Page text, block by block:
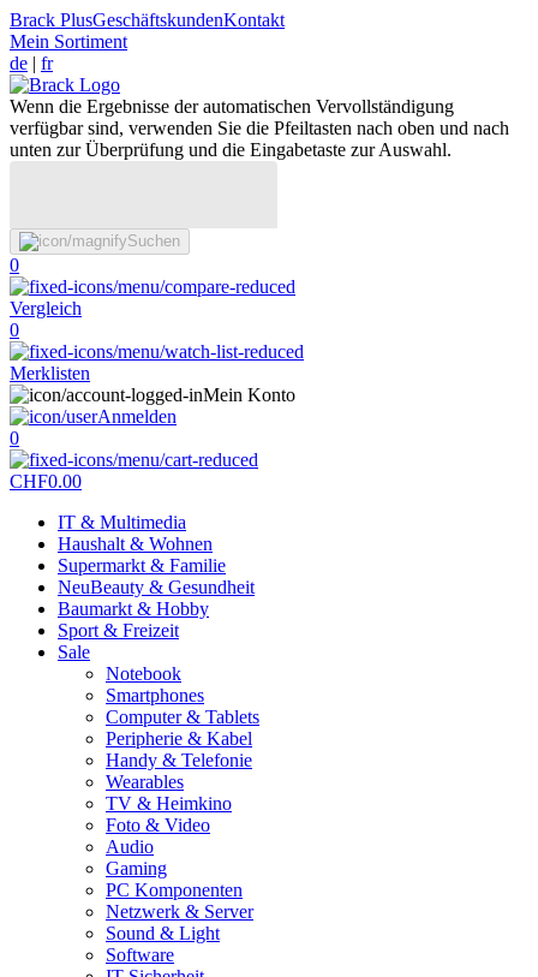
Brack PlusGeschäftskundenKontakt
Mein Sortiment
de | fr
Wenn die Ergebnisse der automatischen Vervollständigung
verfügbar sind, verwenden Sie die Pfeiltasten nach oben und nach
unten zur Überprüfung und die Eingabetaste zur Auswahl.
Suchen
0
Vergleich
0
Merklisten
Mein Konto
Anmelden
0
CHF0.00
IT & Multimedia
Haushalt & Wohnen
Supermarkt & Familie
NeuBeauty & Gesundheit
Baumarkt & Hobby
Sport & Freizeit
Sale
Notebook
Smartphones
Computer & Tablets
Peripherie & Kabel
Handy & Telefonie
Wearables
TV & Heimkino
Foto & Video
Audio
Gaming
PC Komponenten
Netzwerk & Server
Sound & Light
Software